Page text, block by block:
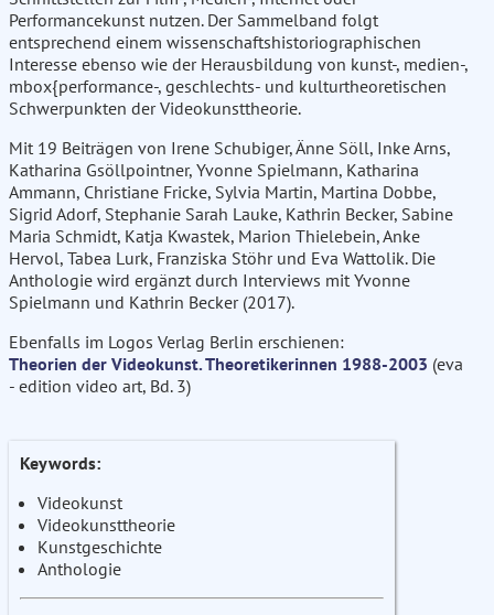
Performancekunst nutzen. Der Sammelband folgt
entsprechend einem wissenschaftshistoriographischen
Interesse ebenso wie der Herausbildung von kunst-, medien-,
mbox{performance-, geschlechts- und kulturtheoretischen
Schwerpunkten der Videokunsttheorie.
Mit 19 Beiträgen von Irene Schubiger, Änne Söll, Inke Arns,
Katharina Gsöllpointner, Yvonne Spielmann, Katharina
Ammann, Christiane Fricke, Sylvia Martin, Martina Dobbe,
Sigrid Adorf, Stephanie Sarah Lauke, Kathrin Becker, Sabine
Maria Schmidt, Katja Kwastek, Marion Thielebein, Anke
Hervol, Tabea Lurk, Franziska Stöhr und Eva Wattolik. Die
Anthologie wird ergänzt durch Interviews mit Yvonne
Spielmann und Kathrin Becker (2017).
Ebenfalls im Logos Verlag Berlin erschienen:
Theorien der Videokunst. Theoretikerinnen 1988-2003 (eva
- edition video art, Bd. 3)
Keywords:
Videokunst
Videokunsttheorie
Kunstgeschichte
Anthologie